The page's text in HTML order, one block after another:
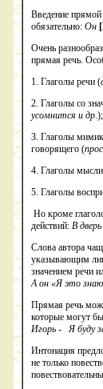
Введение
обязательно: Он [
Очень
прямая речь.
1. Глаголы речи (
2. Глаголы со
усомнится и др.);
3. Глаголы
говорящего (
4. Глаголы
5. Глаголы
Но кроме
действий: В
Слова автора
указывающим
значением речи
А он «Я это
Прямая речь
которые могут
Игорь - Я буду
Интонация
не только